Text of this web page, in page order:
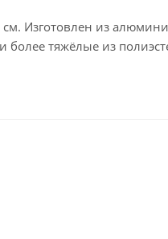
Изготовлен из
тяжёлые из